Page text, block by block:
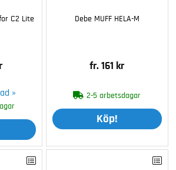
C2 Lite
»
Debe MUFF HELA-M
fr. 161 kr
2-5 arbetsdagar
Köp!